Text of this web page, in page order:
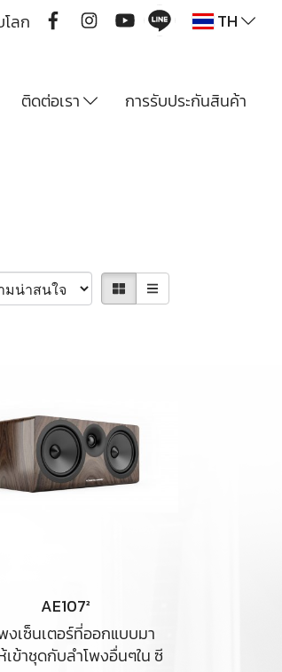
ลก TH
ติดต่อเรา การรับประกันสินค้า
AE107²
งเซ็นเตอร์ที่ออกแบบมา
เข้าชุดกับลำโพงอื่นๆใน ซี